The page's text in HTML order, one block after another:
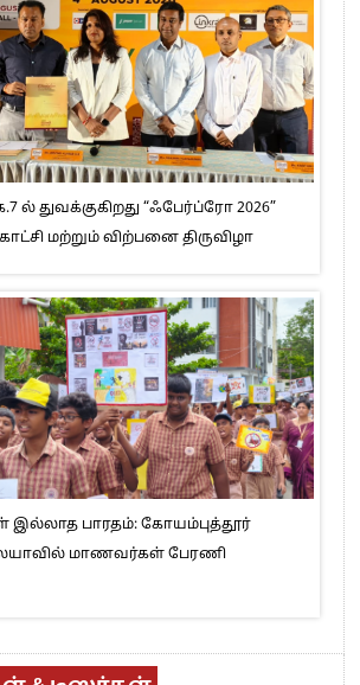
துவக்குகிறது “ஃபேர்ப்ரோ 2026”
மற்றும் விற்பனை திருவிழா
பாரதம்: கோயம்புத்தூர்
மாணவர்கள் பேரணி